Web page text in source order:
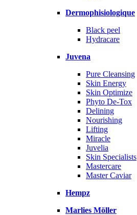
Dermophisiologique
Black peel
Hydracare
Juvena
Pure Cleansing
Skin Energy
Skin Optimize
Phyto De-Tox
Delining
Nourishing
Lifting
Miracle
Juvelia
Skin Specialists
Mastercare
Master Caviar
Hempz
Marlies Möller